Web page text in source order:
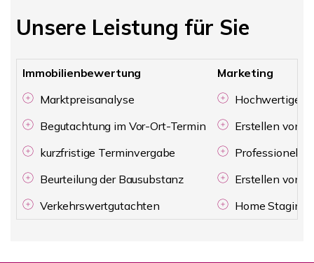
Unsere Leistung für Sie
Immobilienbewertung
Marketing
Marktpreisanalyse
Hochwertige
Begutachtung im Vor-Ort-Termin
Erstellen von
kurzfristige Terminvergabe
Professionelle
Beurteilung der Bausubstanz
Erstellen von
Verkehrswertgutachten
Home Staging